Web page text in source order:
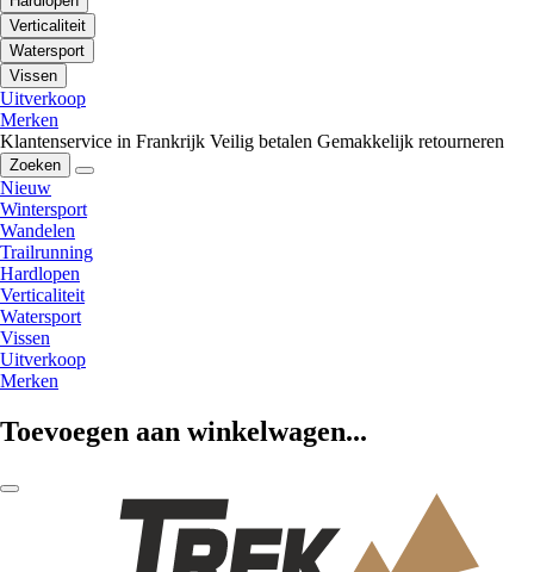
Verticaliteit
Watersport
Vissen
Uitverkoop
Merken
Klantenservice in Frankrijk Veilig betalen Gemakkelijk retourneren
Zoeken
Nieuw
Wintersport
Wandelen
Trailrunning
Hardlopen
Verticaliteit
Watersport
Vissen
Uitverkoop
Merken
Toevoegen aan winkelwagen...